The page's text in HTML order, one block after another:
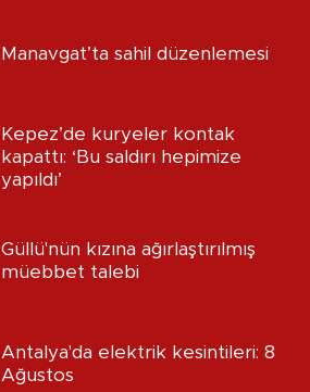
Manavgat’ta sahil düzenlemesi
Kepez’de kuryeler kontak
kapattı: ‘Bu saldırı hepimize
yapıldı’
Güllü'nün kızına ağırlaştırılmış
müebbet talebi
Antalya'da elektrik kesintileri: 8
Ağustos